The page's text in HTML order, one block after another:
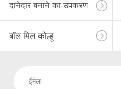
दानेदार बनाने का उपकरण
बॉल मिल कोल्हू